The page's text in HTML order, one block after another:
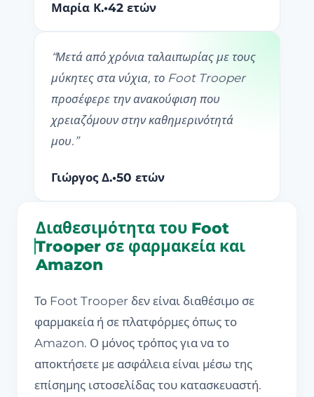
Μαρία Κ.•42 ετών
“Μετά από χρόνια ταλαιπωρίας με τους
μύκητες στα νύχια, το Foot Trooper
προσέφερε την ανακούφιση που
χρειαζόμουν στην καθημερινότητά
μου. ”
Γιώργος Δ.•50 ετών
Διαθεσιμότητα του Foot
Trooper σε φαρμακεία και
Amazon
Το Foot Trooper δεν είναι διαθέσιμο σε
φαρμακεία ή σε πλατφόρμες όπως το
Amazon. Ο μόνος τρόπος για να το
αποκτήσετε με ασφάλεια είναι μέσω της
επίσημης ιστοσελίδας του κατασκευαστή.